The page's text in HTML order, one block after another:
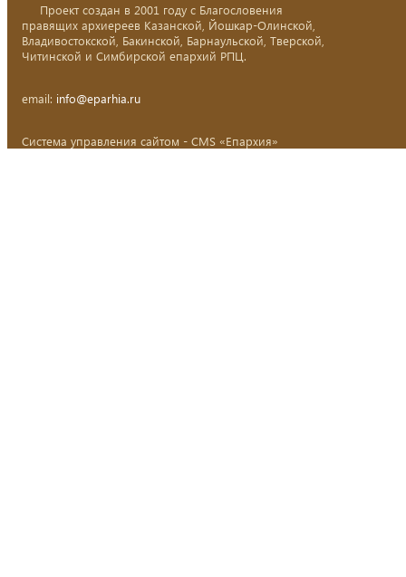
Проект создан в 2001 году с Благословения
правящих архиереев Казанской, Йошкар-Олинской,
Владивостокской, Бакинской, Барнаульской, Тверской,
Читинской и Симбирской епархий РПЦ.
email: info@eparhia.ru
Система управления сайтом - CMS «Епархия»